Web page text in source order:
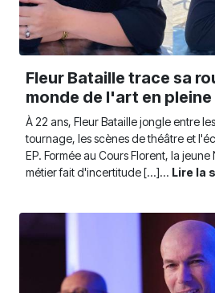
Fleur Bataille trace sa
monde de l'art en
À 22 ans, Fleur Bataille jongle entre
tournage, les scènes de théâtre et
EP. Formée au Cours Florent, la
métier fait d'incertitude [...]... Lire la